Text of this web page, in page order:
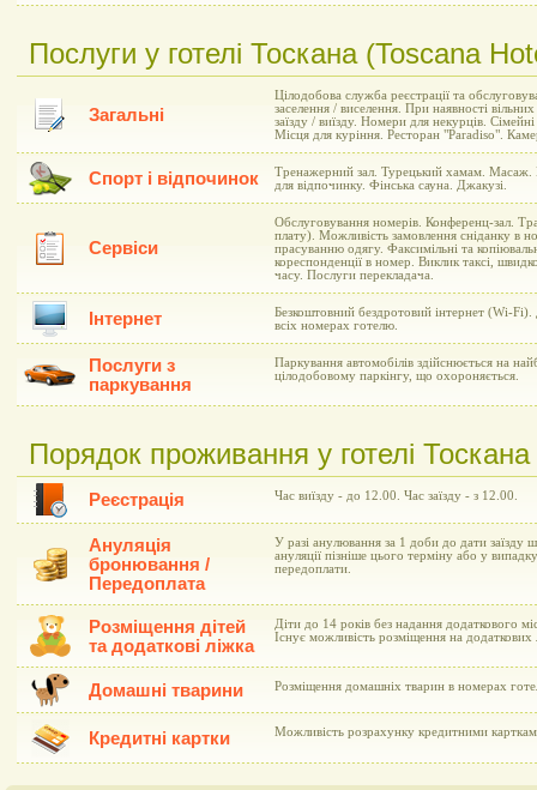
Послуги у готелі Тоскана (Toscana
Загальні
Цілодобова служба реєстрації та
заселення / виселення. При наявності
заїзду / виїзду. Номери для некурців.
Місця для куріння. Ресторан "Paradiso".
Спорт і відпочинок
Тренажерний зал. Турецький хамам.
для відпочинку. Фінська сауна. Джакузі.
Сервіси
Обслуговування номерів. Конференц-зал.
плату). Можливість замовлення сніданку в
прасуванню одягу. Факсимільні та
кореспонденції в номер. Виклик таксі,
часу. Послуги перекладача.
Інтернет
Безкоштовний бездротовий інтернет (Wi-
всіх номерах готелю.
Послуги з
паркування
Паркування автомобілів здійснюється на
цілодобовому паркінгу, що охороняється.
Порядок проживання у готелі
Реєстрація Час виїзду - до 12.00. Час заїзду - з 12.00.
Ануляція
бронювання /
Передоплата
У разі анулювання за 1 доби до дати заїзду
ануляції пізніше цього терміну або у
передоплати.
Розміщення дітей
та додаткові ліжка
Діти до 14 років без надання додаткового
Існує можливість розміщення на додаткових
Домашні тварини Розміщення домашніх тварин в номерах
Кредитні картки Можливість розрахунку кредитними